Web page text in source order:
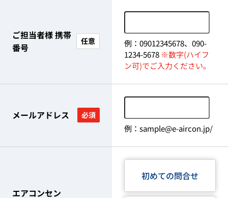
ご担当者様 携帯
番号
任意
例：09012345678、090-
1234-5678 ※数字(ハイフ
ン可)でご入力ください。
メールアドレス 必須
例：sample@e-aircon.jp/
エアコンセン
初めての問合せ